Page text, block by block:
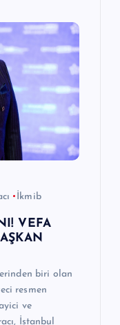
İkmib
VEFA
biri olan
resmen
ve
İstanbul